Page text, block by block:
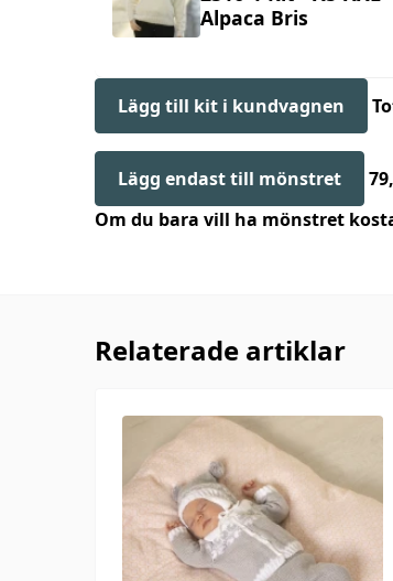
Alpaca Bris
Lägg till kit i kundvagnen
Lägg endast till mönstret
Om du bara vill ha mönstret
Relaterade artiklar